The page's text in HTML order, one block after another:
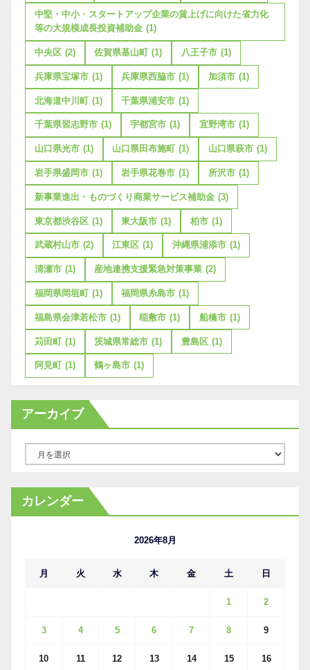
中堅・中小・スタートアップ企業の賃上げに向けた省力化
等の大規模成長投資補助金 (1)
中央区 (2) 佐賀県基山町 (1) 八王子市 (1)
兵庫県宝塚市 (1) 兵庫県西脇市 (1) 加須市 (1)
北海道中川町 (1) 千葉県浦安市 (1)
千葉県習志野市 (1) 宇都宮市 (1) 宜野湾市 (1)
山口県光市 (1) 山口県田布施町 (1) 山口県萩市 (1)
岩手県盛岡市 (1) 岩手県花巻市 (1) 所沢市 (1)
新事業進出・ものづくり商業サービス補助金 (3)
東京都渋谷区 (1) 東大阪市 (1) 柏市 (1)
武蔵村山市 (2) 江東区 (1) 沖縄県浦添市 (1)
清瀬市 (1) 産地連携支援緊急対策事業 (2)
福岡県岡垣町 (1) 福岡県糸島市 (1)
福島県会津若松市 (1) 稲敷市 (1) 船橋市 (1)
苅田町 (1) 茨城県常総市 (1) 豊島区 (1)
阿見町 (1) 鶴ヶ島市 (1)
アーカイブ
カ
イ
カレンダー
2026年8月
月 火 水 木 金 土 日
1 2
3 4 5 6 7 8 9
10 11 12 13 14 15 16